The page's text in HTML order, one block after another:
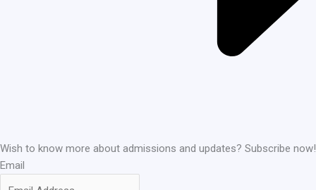
Wish to know more about admissions and updates? Subscribe now!
Email